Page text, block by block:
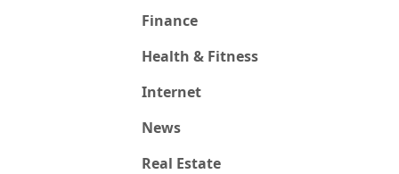
Finance
Health & Fitness
Internet
News
Real Estate